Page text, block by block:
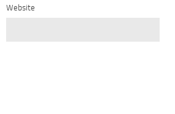
Website